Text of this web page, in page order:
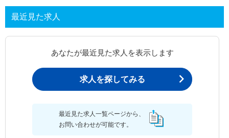
最近見た求人
あなたが最近見た求人を表示します
求人を探してみる
最近見た求人一覧ページから、
お問い合わせが可能です。